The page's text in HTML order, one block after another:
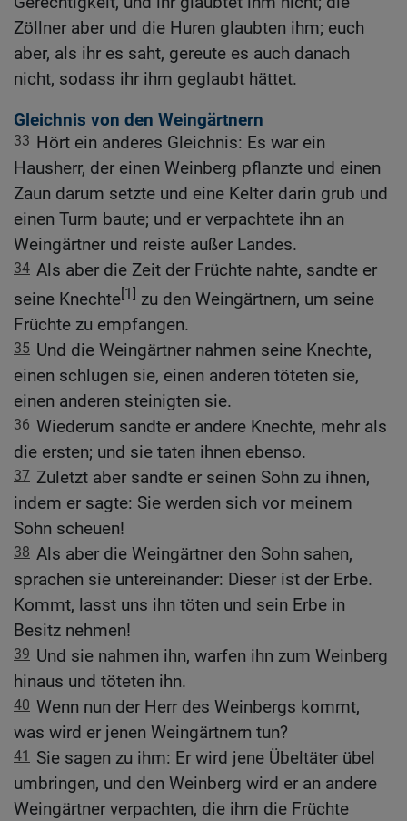
Zöllner aber und die Huren glaubten ihm; euch
aber, als ihr es saht, gereute es auch danach
nicht, sodass ihr ihm geglaubt hättet.
Gleichnis von den Weingärtnern
33 Hört ein anderes Gleichnis: Es war ein
Hausherr, der einen Weinberg pflanzte und einen
Zaun darum setzte und eine Kelter darin grub und
einen Turm baute; und er verpachtete ihn an
Weingärtner und reiste außer Landes.
34 Als aber die Zeit der Früchte nahte, sandte er
seine Knechte[1] zu den Weingärtnern, um seine
Früchte zu empfangen.
35 Und die Weingärtner nahmen seine Knechte,
einen schlugen sie, einen anderen töteten sie,
einen anderen steinigten sie.
36 Wiederum sandte er andere Knechte, mehr als
die ersten; und sie taten ihnen ebenso.
37 Zuletzt aber sandte er seinen Sohn zu ihnen,
indem er sagte: Sie werden sich vor meinem
Sohn scheuen!
38 Als aber die Weingärtner den Sohn sahen,
sprachen sie untereinander: Dieser ist der Erbe.
Kommt, lasst uns ihn töten und sein Erbe in
Besitz nehmen!
39 Und sie nahmen ihn, warfen ihn zum Weinberg
hinaus und töteten ihn.
40 Wenn nun der Herr des Weinbergs kommt,
was wird er jenen Weingärtnern tun?
41
Sie sagen zu ihm: Er wird jene Übeltäter übel
umbringen, und den Weinberg wird er an andere
Weingärtner verpachten, die ihm die Früchte